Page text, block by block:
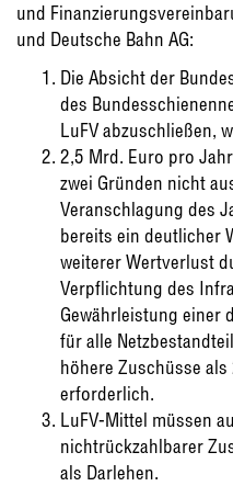
und
und Deutsche Bahn AG:
Die Absicht der
des
LuFV abzuschließen,
2,5 Mrd. Euro pro
zwei Gründen nicht
Veranschlagung des
bereits ein deutlicher
weiterer Wertverlust
Verpflichtung des
Gewährleistung
für alle
höhere Zuschüsse
erforderlich.
LuFV-Mittel müssen
nichtrückzahlbarer
als Darlehen.